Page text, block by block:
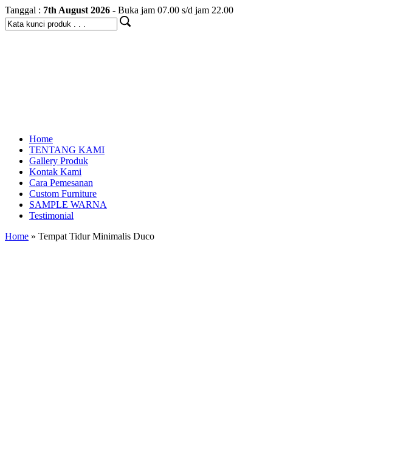
Tanggal : 7th August 2026 - Buka jam 07.00 s/d jam 22.00
Home
TENTANG KAMI
Gallery Produk
Kontak Kami
Cara Pemesanan
Custom Furniture
SAMPLE WARNA
Testimonial
Home » Tempat Tidur Minimalis Duco